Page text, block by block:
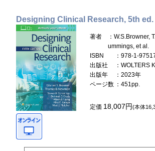
Designing Clinical Research, 5th ed.
著者
：W.S.Browner,
ummings, et al.
ISBN
：978-1-
出版社
：WOLTERS
出版年
：2023年
ページ数 ：451pp.
定価 18,007円(本体